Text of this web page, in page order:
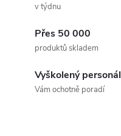
v týdnu
Přes 50 000
produktů skladem
Vyškolený personál
Vám ochotně poradí